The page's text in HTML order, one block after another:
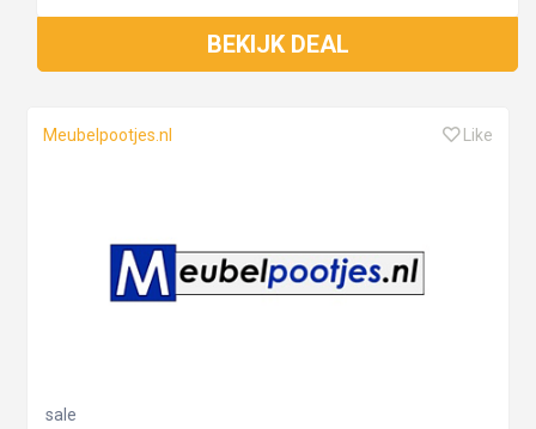
BEKIJK DEAL
Meubelpootjes.nl Like
sale